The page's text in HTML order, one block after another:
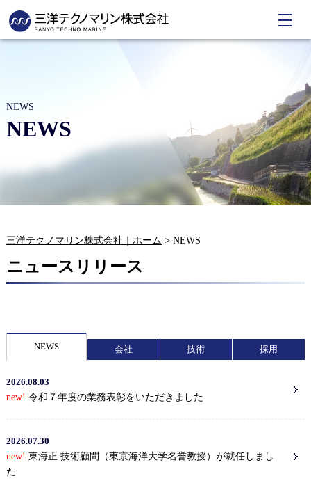
NEWS
NEWS
三洋テクノマリン株式会社｜ホーム > NEWS
ニュースリリース
NEWS 会社 技術 採用
2026.08.03
new! 令和７年度の業務表彰をいただきました
2026.07.30
new! 東海正 技術顧問（東京海洋大学名誉教授）が就任しまし
た